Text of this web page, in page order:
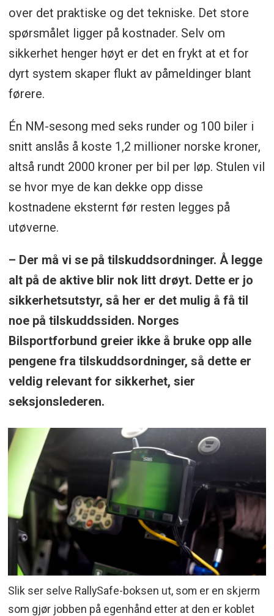
over det praktiske og det tekniske. Det store
spørsmålet ligger på kostnader. Selv om
sikkerhet henger høyt er det en frykt at et for
dyrt system skaper flukt av påmeldinger blant
førere.
Én NM-sesong med seks runder og 100 biler i
snitt anslås å koste 1,2 millioner norske kroner,
altså rundt 2000 kroner per bil per løp. Stulen vil
se hvor mye de kan dekke opp disse
kostnadene eksternt før resten legges på
utøverne.
– Der må vi se på tilskuddsordninger. Å legge
alt på de aktive blir nok litt drøyt. Dette er jo
sikkerhetsutstyr, så her er det mulig å få til
noe på tilskuddssiden. Norges
Bilsportforbund greier ikke å bruke opp alle
pengene fra tilskuddsordninger, så dette er
veldig relevant for sikkerhet, sier
seksjonslederen.
Slik ser selve RallySafe-boksen ut, som er en skjerm
som gjør jobben på egenhånd etter at den er koblet